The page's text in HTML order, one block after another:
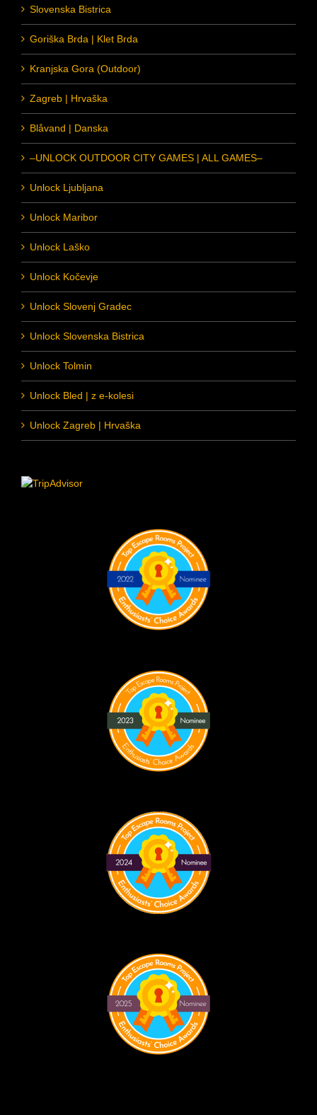
Slovenska Bistrica
Goriška Brda | Klet Brda
Kranjska Gora (Outdoor)
Zagreb | Hrvaška
Blåvand | Danska
–UNLOCK OUTDOOR CITY GAMES | ALL GAMES–
Unlock Ljubljana
Unlock Maribor
Unlock Laško
Unlock Kočevje
Unlock Slovenj Gradec
Unlock Slovenska Bistrica
Unlock Tolmin
Unlock Bled | z e-kolesi
Unlock Zagreb | Hrvaška